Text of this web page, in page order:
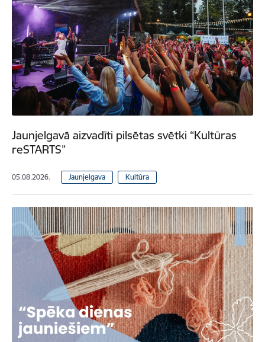
Jaunjelgavā aizvadīti pilsētas svētki “Kultūras
reSTARTS”
05.08.2026. Jaunjelgava Kultūra